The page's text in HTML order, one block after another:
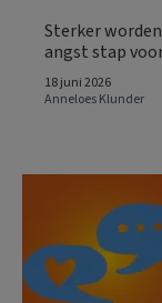
Sterker
angst stap
18 juni 2026
Anneloes Klunder